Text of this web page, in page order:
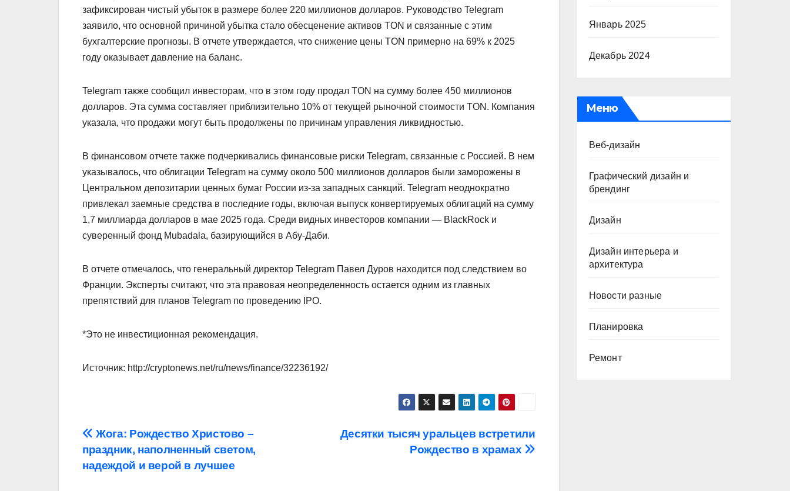
зафиксирован чистый убыток в размере более 220 миллионов долларов. Руководство Telegram
заявило, что основной причиной убытка стало обесценение активов TON и связанные с этим
бухгалтерские прогнозы. В отчете утверждается, что снижение цены TON примерно на 69% к 2025
году оказывает давление на баланс.
Telegram также сообщил инвесторам, что в этом году продал TON на сумму более 450 миллионов
долларов. Эта сумма составляет приблизительно 10% от текущей рыночной стоимости TON. Компания
указала, что продажи могут быть продолжены по причинам управления ликвидностью.
В финансовом отчете также подчеркивались финансовые риски Telegram, связанные с Россией. В нем
указывалось, что облигации Telegram на сумму около 500 миллионов долларов были заморожены в
Центральном депозитарии ценных бумаг России из-за западных санкций. Telegram неоднократно
привлекал заемные средства в последние годы, включая выпуск конвертируемых облигаций на сумму
1,7 миллиарда долларов в мае 2025 года. Среди видных инвесторов компании — BlackRock и
суверенный фонд Mubadala, базирующийся в Абу-Даби.
В отчете отмечалось, что генеральный директор Telegram Павел Дуров находится под следствием во
Франции. Эксперты считают, что эта правовая неопределенность остается одним из главных
препятствий для планов Telegram по проведению IPO.
*Это не инвестиционная рекомендация.
Источник: http://cryptonews.net/ru/news/finance/32236192/
Навигация
по
Десятки тысяч уральцев встретили
Рождество в храмах
Жога: Рождество Христово –
праздник, наполненный светом,
надеждой и верой в лучшее
Январь 2025
Декабрь 2024
Меню
Веб-дизайн
Графический дизайн и
брендинг
Дизайн
Дизайн интерьера и
архитектура
Новости разные
Планировка
Ремонт